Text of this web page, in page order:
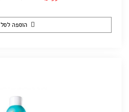
הוספה לסל